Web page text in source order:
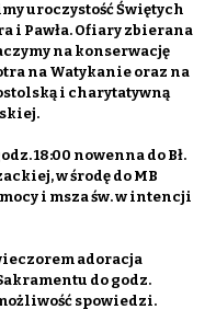
uroczystość Świętych
i Pawła. Ofiary zbierana
na konserwację
na Watykanie oraz na
i charytatywną
18:00 nowenna do Bł.
w środę do MB
i msza św. w intencji
adoracja
do godz.
spowiedzi.